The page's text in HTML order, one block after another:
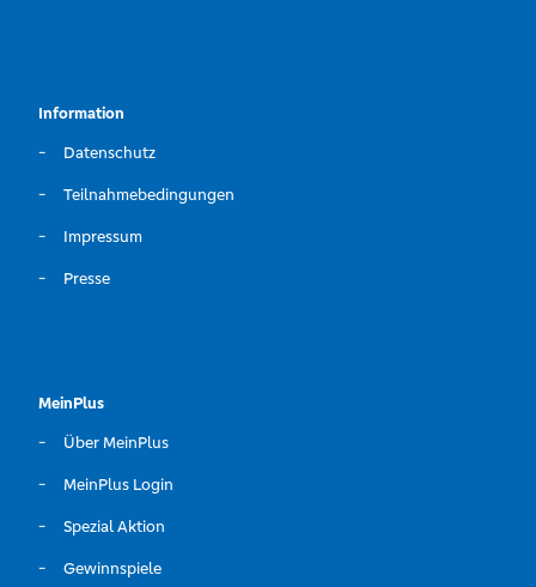
Information
Datenschutz
Teilnahmebedingungen
Impressum
Presse
MeinPlus
Über MeinPlus
MeinPlus Login
Spezial Aktion
Gewinnspiele